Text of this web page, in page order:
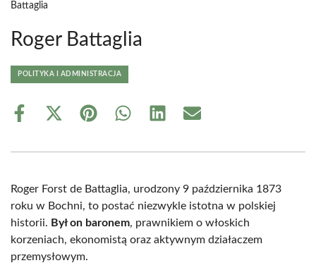
Battaglia
Roger Battaglia
POLITYKA I ADMINISTRACJA
Share
Share
(Twitter)
Share Share Share Share
Roger Forst de Battaglia, urodzony 9 października 1873
roku w Bochni, to postać niezwykle istotna w polskiej
historii. Był on baronem, prawnikiem o włoskich
korzeniach, ekonomistą oraz aktywnym działaczem
przemysłowym.